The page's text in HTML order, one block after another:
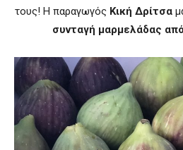
τους! Η παραγωγός Κική Δρίτσα
συνταγή μαρμελάδας